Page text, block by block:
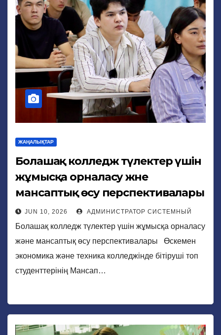
ЖАҢАЛЫҚТАР
Болашақ колледж түлектер үшін
жұмысқа орналасу және
мансаптық өсу перспективалары
JUN 10, 2026 АДМИНИСТРАТОР СИСТЕМНЫЙ
Болашақ колледж түлектер үшін жұмысқа орналасу
және мансаптық өсу перспективалары Өскемен
экономика және техника колледжінде бітіруші топ
студенттерінің Мансап…